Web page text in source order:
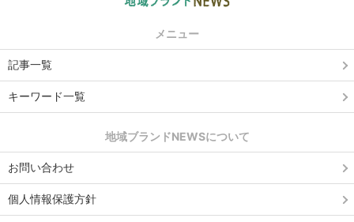
メニュー
記事一覧
キーワード一覧
地域ブランドNEWSについて
お問い合わせ
個人情報保護方針